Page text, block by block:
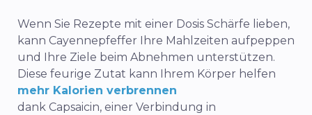
Wenn Sie Rezepte mit einer Dosis Schärfe lieben,
kann Cayennepfeffer Ihre Mahlzeiten aufpeppen
und Ihre Ziele beim Abnehmen unterstützen.
Diese feurige Zutat kann Ihrem Körper helfen
mehr Kalorien verbrennen
dank Capsaicin, einer Verbindung in